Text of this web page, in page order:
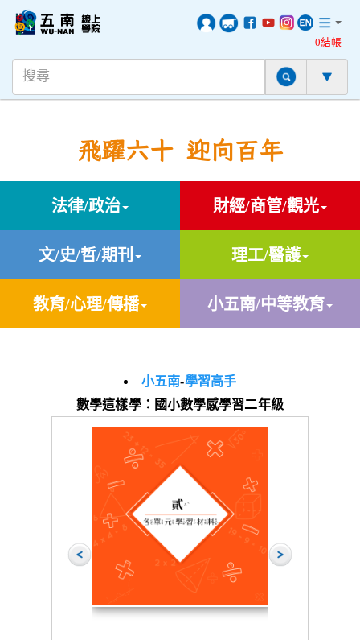
0結帳
飛躍六十 迎向百年
法律/政治 財經/商管/觀光
文/史/哲/期刊 理工/醫護
教育/心理/傳播 小五南/中等教育
小五南-學習高手
數學這樣學：國小數學感學習二年級